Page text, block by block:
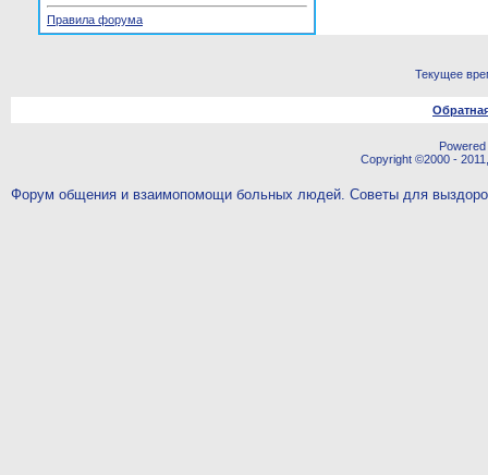
Правила форума
Текущее
Copyright ©2000 -
Форум общения и взаимопомощи больных людей. Советы для